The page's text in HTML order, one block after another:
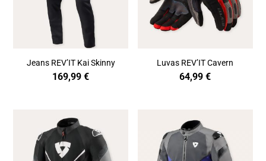
Jeans REV’IT Kai Skinny
169,99€
Luvas REV’IT Cavern
64,99€